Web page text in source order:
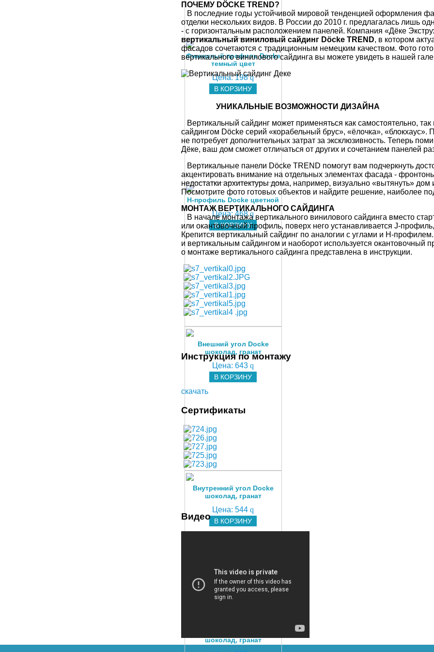
Финишный профиль Docke
темный цвет
Цена:198 q
В КОРЗИНУ
H-профиль Docke цветной
Цена:468 q
В КОРЗИНУ
Внешний угол Docke
шоколад, гранат
Цена: 643 q
В КОРЗИНУ
Внутренний угол Docke
шоколад, гранат
Цена: 544 q
В КОРЗИНУ
шоколад, гранат
Количество в коробке 20 шт
Вес коробки (брутто) 20.647 кг
ПОЧЕМУ DÖCKE TREND?
В последние годы устойчивой мировой тенденцией оформления
отделки нескольких видов. В России до 2010 г. предлагалась лишь
- с горизонтальным расположением панелей. Компания «Дёке
вертикальный виниловый сайдинг Döcke TREND, в котором
фасадов сочетаются с традиционным немецким качеством. Фото
вертикального винилового сайдинга вы можете увидеть в нашей
УНИКАЛЬНЫЕ ВОЗМОЖНОСТИ ДИЗАЙНА
Вертикальный сайдинг может применяться как самостоятельно,
сайдингом Döcke серий «корабельный брус», «ёлочка»,
не потребует дополнительных затрат за эксклюзивность. Теперь
Дёке, ваш дом сможет отличаться от других и сочетанием панелей
Вертикальные панели Döcke TREND помогут вам подчеркнуть
акцентировать внимание на отдельных элементах фасада -
недостатки архитектуры дома, например, визуально «вытянуть»
Посмотрите фото готовых объектов и найдите решение, наиболее
МОНТАЖ ВЕРТИКАЛЬНОГО САЙДИНГА
В начале монтажа вертикального винилового сайдинга вместо
или окантовочный профиль, поверх него устанавливается J-
Крепится вертикальный сайдинг по аналогии с углами и H-
и вертикальным сайдингом и наоборот используется
о монтаже вертикального сайдинга представлена в инструкции.
Инструкция по монтажу
скачать
Сертификаты
Видео